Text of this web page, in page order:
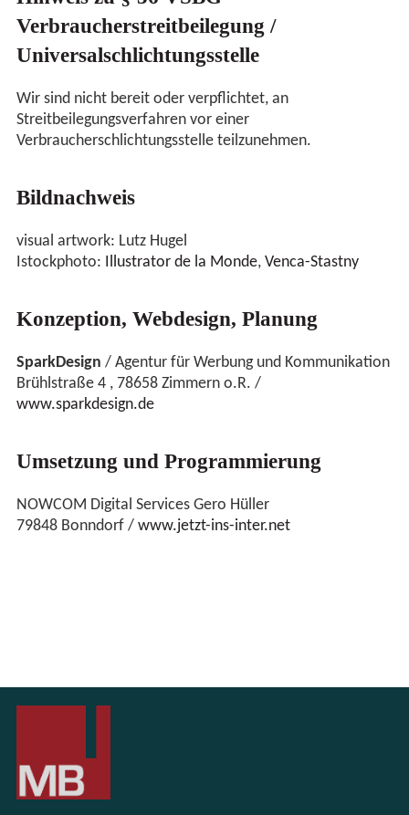
Verbraucherstreitbeilegung /
Universalschlichtungsstelle
Wir sind nicht bereit oder verpflichtet, an
Streitbeilegungsverfahren vor einer
Verbraucherschlichtungsstelle teilzunehmen.
Bildnachweis
visual artwork: Lutz Hugel
Istockphoto: Illustrator de la Monde, Venca-Stastny
Konzeption, Webdesign, Planung
SparkDesign / Agentur für Werbung und Kommunikation
Brühlstraße 4 , 78658 Zimmern o.R. /
www.sparkdesign.de
Umsetzung und Programmierung
NOWCOM Digital Services Gero Hüller
79848 Bonndorf / www.jetzt-ins-inter.net